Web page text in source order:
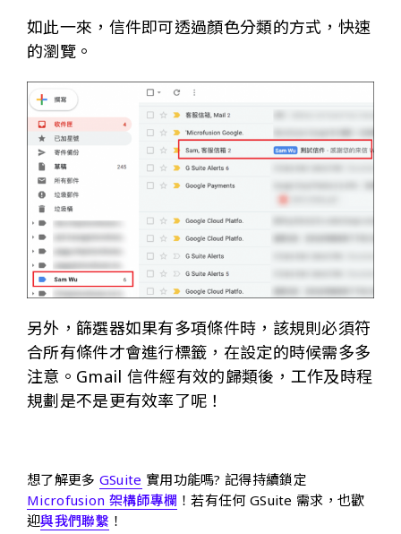
如此一來，信件即可透過顏色分類的方式，快速
的瀏覽。
另外，篩選器如果有多項條件時，該規則必須符
合所有條件才會進行標籤，在設定的時候需多多
注意。Gmail 信件經有效的歸類後，工作及時程
規劃是不是更有效率了呢！
想了解更多 GSuite 實用功能嗎? 記得持續鎖定
Microfusion 架構師專欄 ！若有任何 GSuite 需求，也歡
迎與我們聯繫 ！